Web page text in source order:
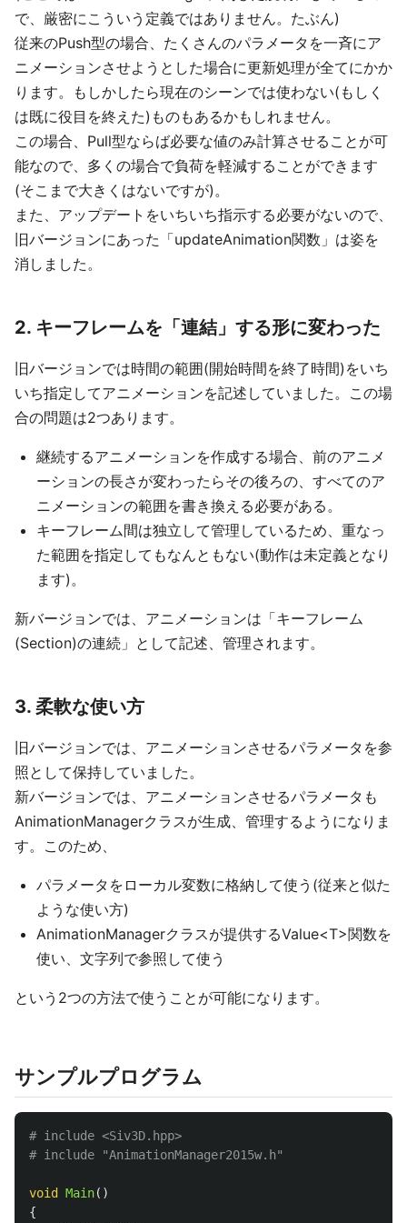
で、厳密にこういう定義ではありません。たぶん)
従来のPush型の場合、たくさんのパラメータを一斉にア
ニメーションさせようとした場合に更新処理が全てにかか
ります。もしかしたら現在のシーンでは使わない(もしく
は既に役目を終えた)ものもあるかもしれません。
この場合、Pull型ならば必要な値のみ計算させることが可
能なので、多くの場合で負荷を軽減することができます
(そこまで大きくはないですが)。
また、アップデートをいちいち指示する必要がないので、
旧バージョンにあった「updateAnimation関数」は姿を
消しました。
2. キーフレームを「連結」する形に変わった
旧バージョンでは時間の範囲(開始時間を終了時間)をいち
いち指定してアニメーションを記述していました。この場
合の問題は2つあります。
継続するアニメーションを作成する場合、前のアニメ
ーションの長さが変わったらその後ろの、すべてのア
ニメーションの範囲を書き換える必要がある。
キーフレーム間は独立して管理しているため、重なっ
た範囲を指定してもなんともない(動作は未定義となり
ます)。
新バージョンでは、アニメーションは「キーフレーム
(Section)の連続」として記述、管理されます。
3. 柔軟な使い方
旧バージョンでは、アニメーションさせるパラメータを参
照として保持していました。
新バージョンでは、アニメーションさせるパラメータも
AnimationManagerクラスが生成、管理するようになりま
す。このため、
パラメータをローカル変数に格納して使う(従来と似た
ような使い方)
AnimationManagerクラスが提供するValue<T>関数を
使い、文字列で参照して使う
という2つの方法で使うことが可能になります。
サンプルプログラム
# include <Siv3D.hpp>
void Main()
{